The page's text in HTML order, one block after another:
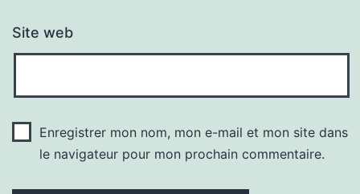
Site web
Enregistrer mon nom, mon e-mail et mon site dans
le navigateur pour mon prochain commentaire.